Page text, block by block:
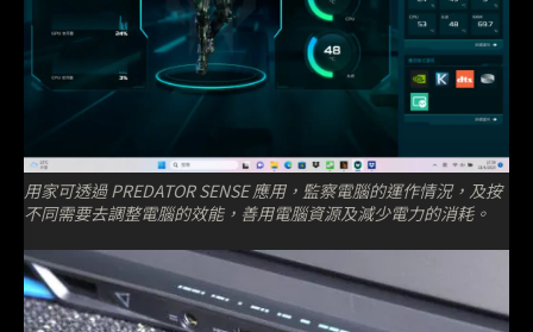
用家可透過 PREDATOR SENSE 應用，監察電腦的運作情況，及按
不同需要去調整電腦的效能，善用電腦資源及減少電力的消耗。